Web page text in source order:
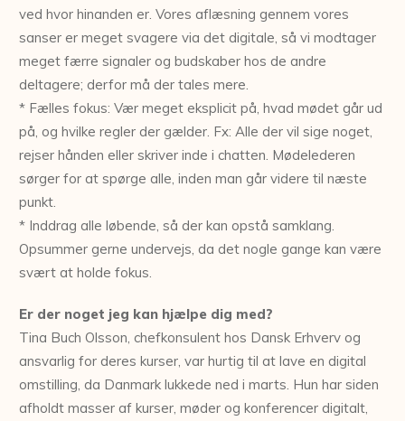
ved hvor hinanden er. Vores aflæsning gennem vores
sanser er meget svagere via det digitale, så vi modtager
meget færre signaler og budskaber hos de andre
deltagere; derfor må der tales mere.
* Fælles fokus: Vær meget eksplicit på, hvad mødet går ud
på, og hvilke regler der gælder. Fx: Alle der vil sige noget,
rejser hånden eller skriver inde i chatten. Mødelederen
sørger for at spørge alle, inden man går videre til næste
punkt.
* Inddrag alle løbende, så der kan opstå samklang.
Opsummer gerne undervejs, da det nogle gange kan være
svært at holde fokus.
Er der noget jeg kan hjælpe dig med?
Tina Buch Olsson, chefkonsulent hos Dansk Erhverv og
ansvarlig for deres kurser, var hurtig til at lave en digital
omstilling, da Danmark lukkede ned i marts. Hun har siden
afholdt masser af kurser, møder og konferencer digitalt,